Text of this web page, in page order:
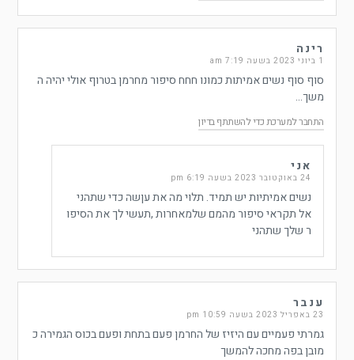
רינה
1 ביוני 2023 בשעה 7:19 am
סוף סוף נשים אמיתות כמונו חחח סיפור מחרמן בטרוף אולי יהיה ה
משך…
התחבר למערכת כדי להשתתף בדיון
אני
24 באוקטובר 2023 בשעה 6:19 pm
נשים אמיתיות יש תמיד. תלוי מה את עןשה כדי שתהני
אל תקראי סיפור מהמם שלמאחרות ,תעשי לך את הסיפו
ר שלך שתהני
ענבר
23 באפריל 2023 בשעה 10:59 pm
גמרתי פעמיים עם היזיז של החרמן פעם בתחת ופעם בכוס הגמירה כ
מובן בפה מחכה להמשך